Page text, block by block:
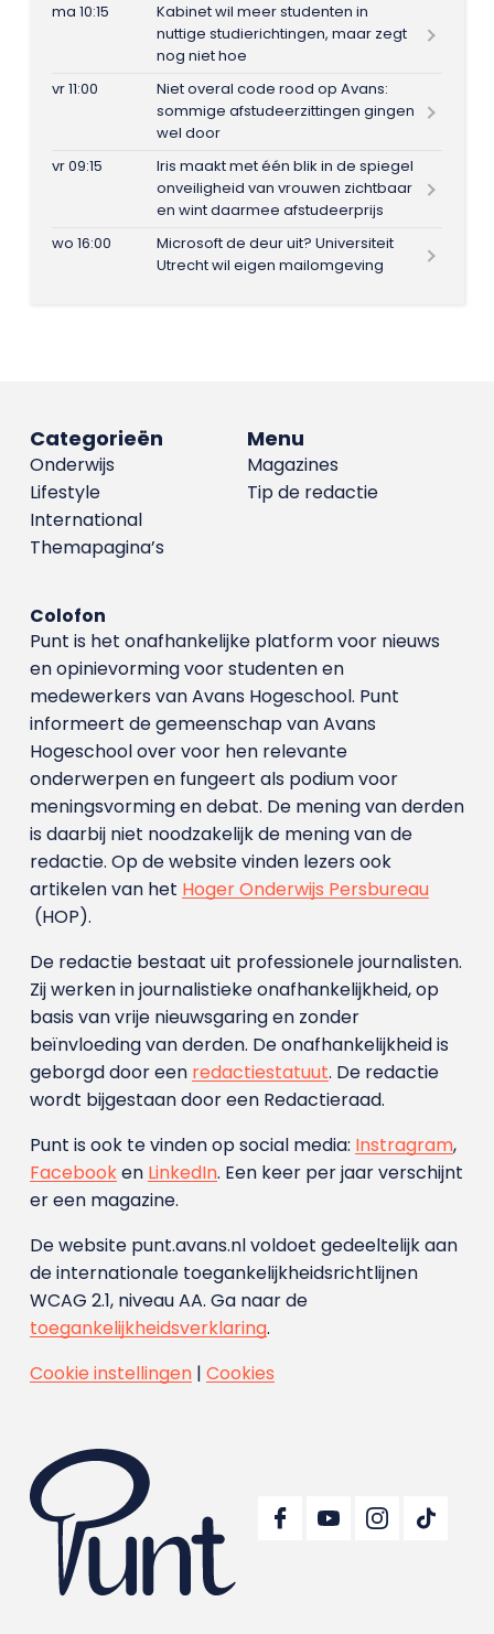
ma 10:15
Kabinet wil meer studenten in
nuttige studierichtingen, maar zegt
nog niet hoe
vr 11:00
Niet overal code rood op Avans:
sommige afstudeerzittingen gingen
wel door
vr 09:15
Iris maakt met één blik in de spiegel
onveiligheid van vrouwen zichtbaar
en wint daarmee afstudeerprijs
wo 16:00
Microsoft de deur uit? Universiteit
Utrecht wil eigen mailomgeving
Menu
Magazines
Tip de redactie
Categorieën
Onderwijs
Lifestyle
International
Themapagina’s
Colofon
Punt is het onafhankelijke platform voor nieuws
en opinievorming voor studenten en
medewerkers van Avans Hoge­school. Punt
informeert de gemeenschap van Avans
Hogeschool over voor hen relevante
onderwerpen en fungeert als podium voor
meningsvorming en debat. De mening van derden
is daarbij niet noodzakelijk de mening van de
redactie. Op de website vinden lezers ook
artikelen van het Hoger Onderwijs Persbureau
(HOP).
De redactie bestaat uit professionele journalisten.
Zij werken in journalistieke onafhankelijkheid, op
basis van vrije nieuwsgaring en zonder
beïnvloeding van derden. De onafhankelijkheid is
geborgd door een redactiestatuut. De redactie
wordt bijgestaan door een Redactieraad.
Punt is ook te vinden op social media: Instragram,
Facebooken LinkedIn. Een keer per jaar verschijnt
er een magazine.
De website punt.avans.nl voldoet gedeeltelijk aan
de internationale toegankelijkheidsrichtlijnen
WCAG 2.1, niveau AA. Ga naar de
toegankelijkheidsverklaring.
Cookie instellingen| Cookies